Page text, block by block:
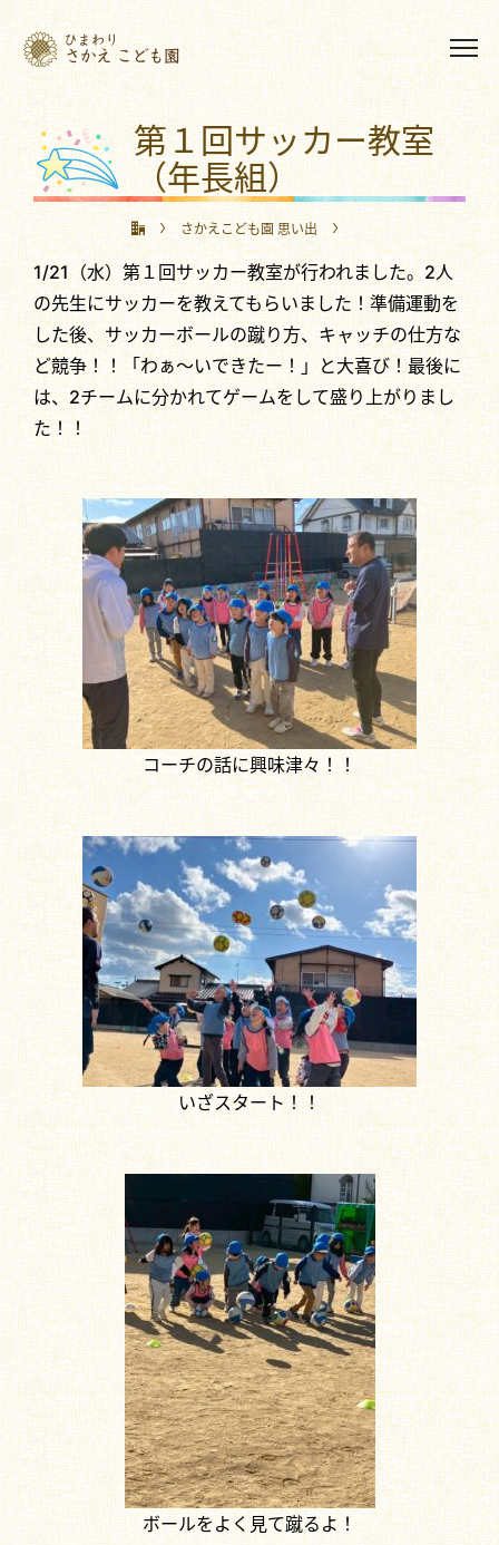
第１回サッカー教室
（年長組）
さかえこども園 思い出
第１回サッカー教室（年長組）
1/21（水）第１回サッカー教室が行われました。2人
の先生にサッカーを教えてもらいました！準備運動を
した後、サッカーボールの蹴り方、キャッチの仕方な
ど競争！！「わぁ～いできたー！」と大喜び！最後に
は、2チームに分かれてゲームをして盛り上がりまし
た！！
コーチの話に興味津々！！
いざスタート！！
ボールをよく見て蹴るよ！